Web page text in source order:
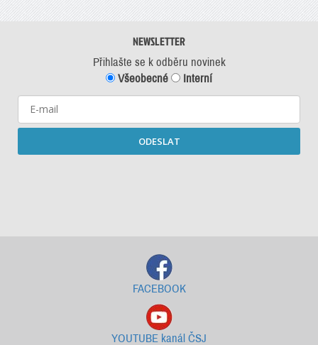
NEWSLETTER
Přihlašte se k odběru novinek
Všeobecné
Interní
ODESLAT
FACEBOOK
YOUTUBE kanál ČSJ